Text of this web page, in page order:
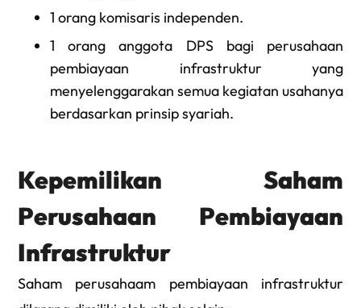
1 orang komisaris independen.
1 orang anggota DPS bagi perusahaan
pembiayaan infrastruktur yang
menyelenggarakan semua kegiatan usahanya
berdasarkan prinsip syariah.
Kepemilikan Saham
Perusahaan Pembiayaan
Infrastruktur
Saham perusahaam pembiayaan infrastruktur